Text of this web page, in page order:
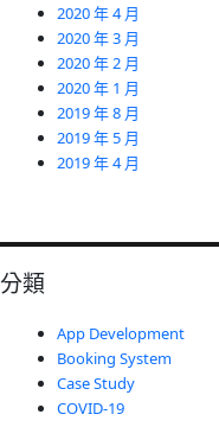
2020 年 4 月
2020 年 3 月
2020 年 2 月
2020 年 1 月
2019 年 8 月
2019 年 5 月
2019 年 4 月
分類
App Development
Booking System
Case Study
COVID-19